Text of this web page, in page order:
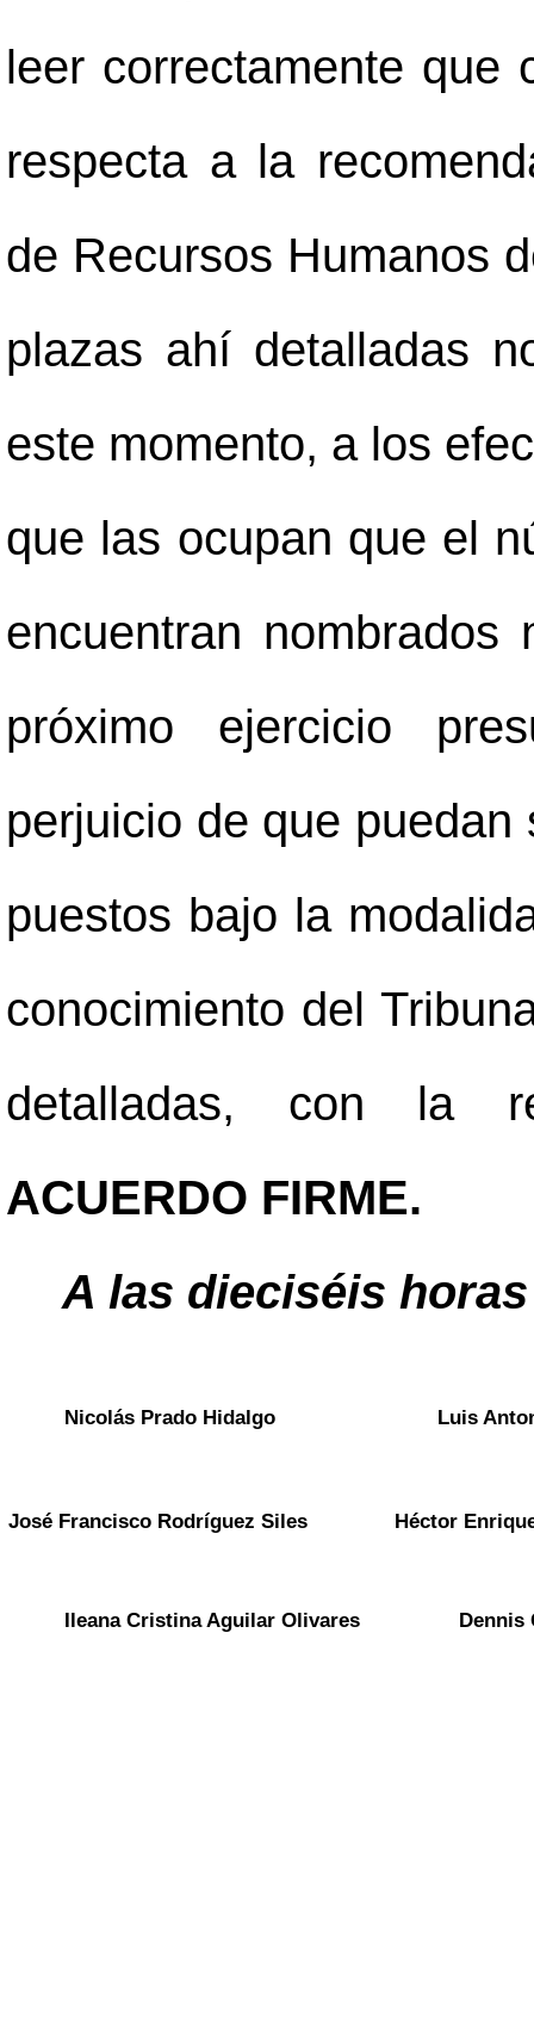
leer correctamente que
respecta a la
de Recursos Humanos
plazas ahí detalladas
este momento, a los
que las ocupan que el
encuentran
próximo ejercicio
perjuicio de que
puestos bajo la
conocimiento del
detalladas, con la
ACUERDO FIRME.
A las dieciséis
Nicolás Prado Hidalgo Luis
José Francisco Rodríguez Siles Héctor
Ileana Cristina Aguilar Olivares Dennis